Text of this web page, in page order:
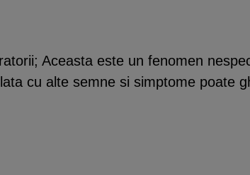
Aceasta este un fenomen
cu alte semne si simptome poate